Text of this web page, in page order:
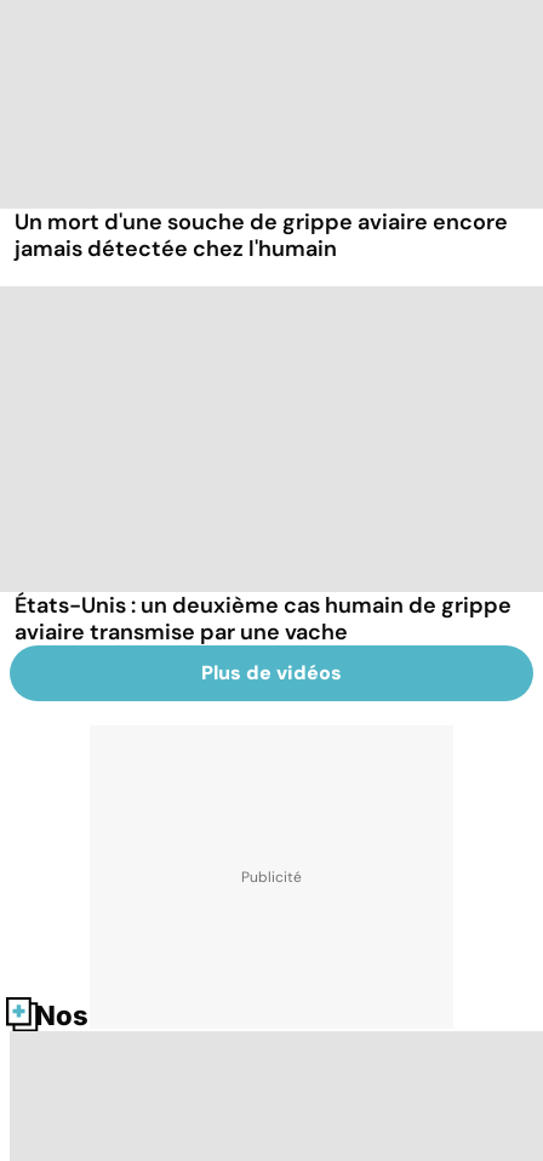
Un mort d'une souche de grippe aviaire encore
jamais détectée chez l'humain
États-Unis : un deuxième cas humain de grippe
aviaire transmise par une vache
Plus de vidéos
Nos fiches santé